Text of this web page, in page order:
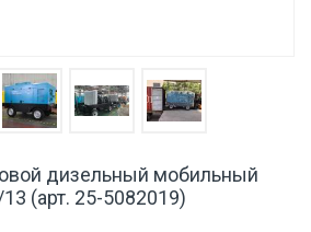
дизельный мобильный
(арт. 25-5082019)